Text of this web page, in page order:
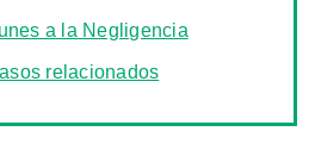
a la Negligencia
relacionados